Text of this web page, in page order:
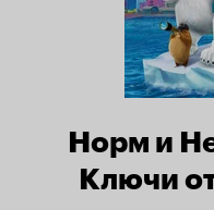
Норм и
Ключи